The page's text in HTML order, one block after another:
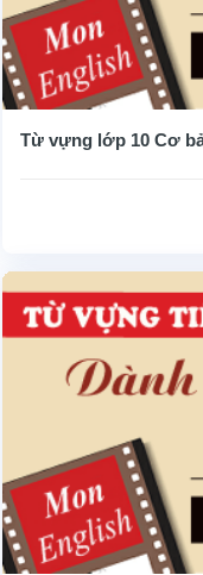
Từ vựng lớp 10 Cơ